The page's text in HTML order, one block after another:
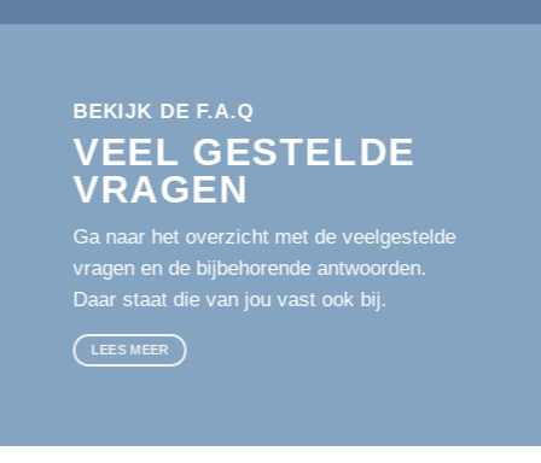
BEKIJK DE F.A.Q
VEEL GESTELDE
VRAGEN
Ga naar het overzicht met de veelgestelde
vragen en de bijbehorende antwoorden.
Daar staat die van jou vast ook bij.
LEES MEER